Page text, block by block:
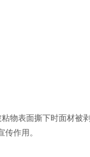
物表面撕下时面材被剥
传作用。